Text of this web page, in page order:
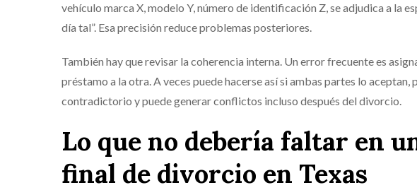
vehículo marca X, modelo Y, número de identificación Z, se adjudica a la
día tal”. Esa precisión reduce problemas posteriores.
También hay que revisar la coherencia interna. Un error frecuente es
préstamo a la otra. A veces puede hacerse así si ambas partes lo
contradictorio y puede generar conflictos incluso después del divorcio.
Lo que no debería faltar en
final de divorcio en Texas